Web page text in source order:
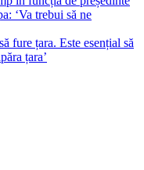
‘Va trebui să ne
fure țara. Este esențial să
țara’